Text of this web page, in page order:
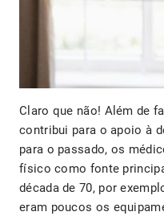
Claro que não! Além de
contribui para o apoio à
para o passado, os
físico como fonte
década de 70, por
eram poucos os